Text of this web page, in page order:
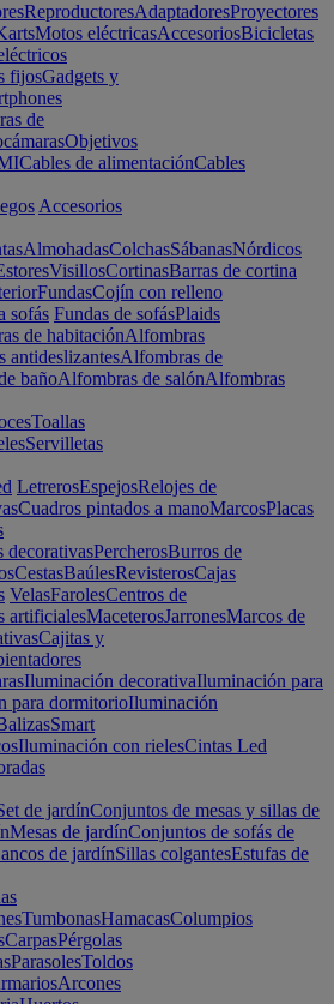
ReproductoresAdaptadoresProyectores
Motos eléctricasAccesoriosBicicletas
fijosGadgets y
de
Objetivos
Cables de alimentaciónCables
Accesorios
AlmohadasColchasSábanasNórdicos
VisillosCortinasBarras de cortina
FundasCojín con relleno
sofás Fundas de sofásPlaids
de habitaciónAlfombras
antideslizantesAlfombras de
bañoAlfombras de salónAlfombras
Toallas
Servilletas
LetrerosEspejosRelojes de
Cuadros pintados a manoMarcosPlacas
decorativasPercherosBurros de
CestasBaúlesRevisterosCajas
VelasFarolesCentros de
artificialesMaceterosJarronesMarcos de
Cajitas y
Iluminación decorativaIluminación para
para dormitorioIluminación
Smart
Iluminación con rielesCintas Led
de jardínConjuntos de mesas y sillas de
Mesas de jardínConjuntos de sofás de
de jardínSillas colgantesEstufas de
TumbonasHamacasColumpios
CarpasPérgolas
ParasolesToldos
Arcones